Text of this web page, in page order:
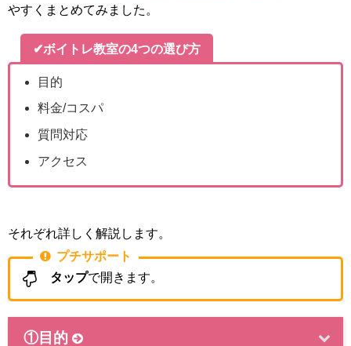
やすくまとめてみました。
✔ボイトレ教室の4つの選び方
目的
料金/コスパ
質問対応
アクセス
それぞれ詳しく解説します。
プチサポート
タップで開きます。
①目的